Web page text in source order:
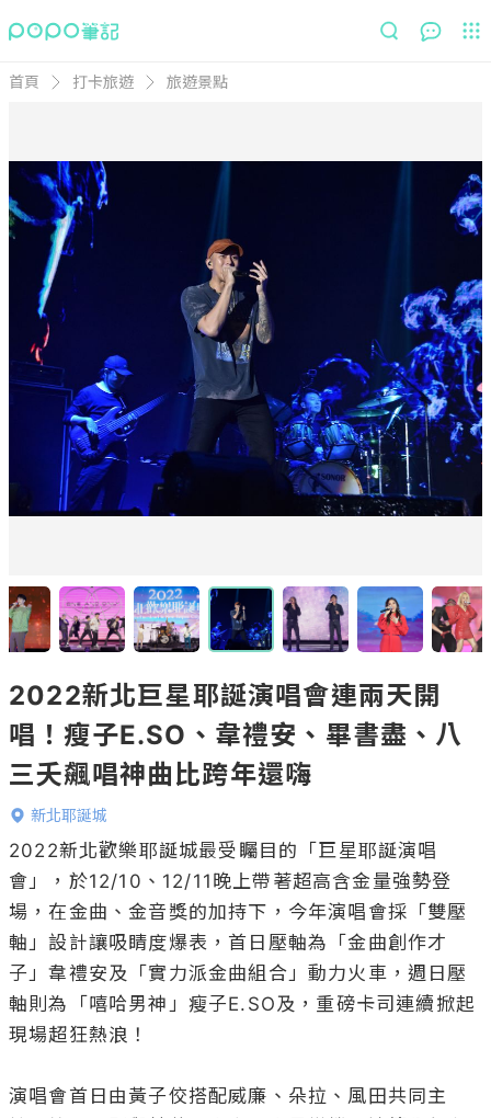
首頁 打卡旅遊 旅遊景點
2022新北巨星耶誕演唱會連兩天開
唱！瘦子E.SO、韋禮安、畢書盡、八
三夭飆唱神曲比跨年還嗨
新北耶誕城
2022新北歡樂耶誕城最受矚目的「巨星耶誕演唱
會」，於12/10、12/11晚上帶著超高含金量強勢登
場，在金曲、金音獎的加持下，今年演唱會採「雙壓
軸」設計讓吸睛度爆表，首日壓軸為「金曲創作才
子」韋禮安及「實力派金曲組合」動力火車，週日壓
軸則為「嘻哈男神」瘦子E.SO及，重磅卡司連續掀起
現場超狂熱浪！
演唱會首日由黃子佼搭配威廉、朵拉、風田共同主